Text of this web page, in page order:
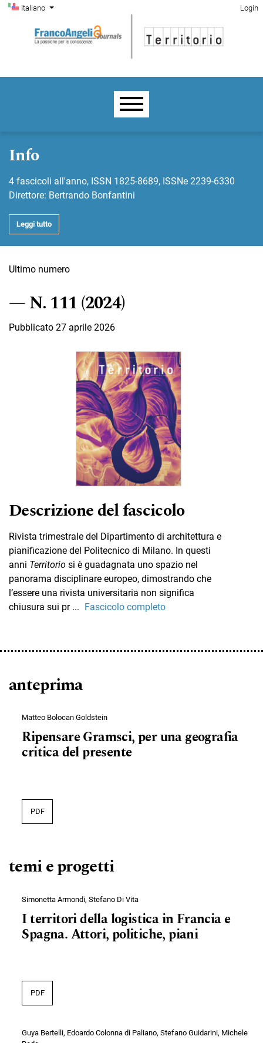
Salta al menu principale di navigazione
Salta al contenuto principale
Salta al piè di pagina del sito
Cambia la lingua. La lingua corrente è:
Italiano
Menu di amministrazione Login
Menu principale
Info
4 fascicoli all'anno, ISSN 1825-8689, ISSNe 2239-6330
Direttore: Bertrando Bonfantini
Leggi tutto
Ultimo numero
N. 111 (2024)
Pubblicato 27 aprile 2026
Descrizione del fascicolo
Rivista trimestrale del Dipartimento di architettura e
pianificazione del Politecnico di Milano. In questi
anni Territorio si è guadagnata uno spazio nel
panorama disciplinare europeo, dimostrando che
l’essere una rivista universitaria non significa
chiusura sui pr ... Fascicolo completo
anteprima
Matteo Bolocan Goldstein
Ripensare Gramsci, per una geografia
critica del presente
PDF
temi e progetti
Simonetta Armondi, Stefano Di Vita
I territori della logistica in Francia e
Spagna. Attori, politiche, piani
PDF
Guya Bertelli, Edoardo Colonna di Paliano, Stefano Guidarini, Michele